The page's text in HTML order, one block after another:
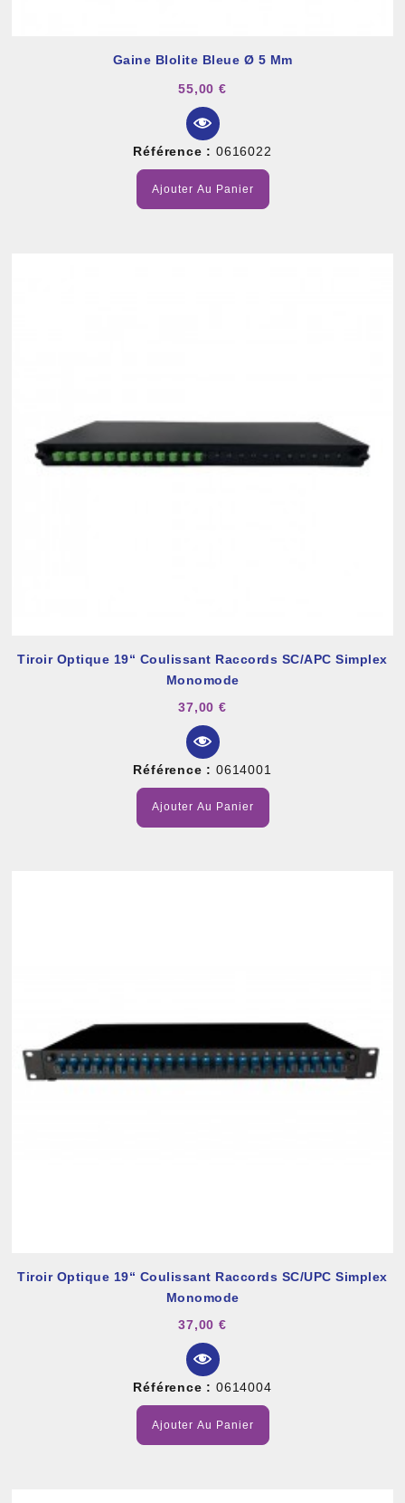
Gaine Blolite Bleue Ø 5 Mm
55,00 €
Référence : 0616022
Ajouter Au Panier
Tiroir Optique 19“ Coulissant Raccords SC/APC Simplex
Monomode
37,00 €
Référence : 0614001
Ajouter Au Panier
Tiroir Optique 19“ Coulissant Raccords SC/UPC Simplex
Monomode
37,00 €
Référence : 0614004
Ajouter Au Panier